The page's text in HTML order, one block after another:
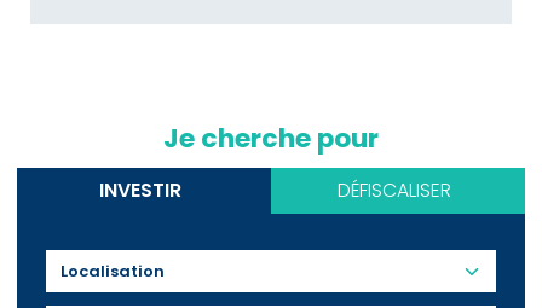
Je cherche pour
INVESTIR DÉFISCALISER